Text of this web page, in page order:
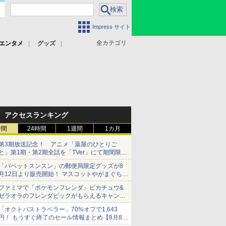
Impress サイト
全カテゴリ
ンタメ グッズ
アクセスランキング
24時間 1週間 1カ月
3期放送記念！ アニメ「薬屋のひとりご
」第1期・第2期全話を「TVer」にて期間限定
順次無料配信開始
パペットスンスン」の郵便局限定グッズが8
12日より販売開始！ マスコットやがまぐち、
ターセットなどが登場
ァミマで「ポケモンフレンダ」ピカチュウ&
ラオラのフレンダピックがもらえるキャンペ
ン開催！
オクトパストラベラー」70%オフで1,643
！ もうすぐ終了のセール情報まとめ【8月8日